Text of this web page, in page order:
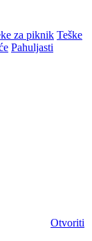
za piknik Teške
Pahuljasti
Otvoriti